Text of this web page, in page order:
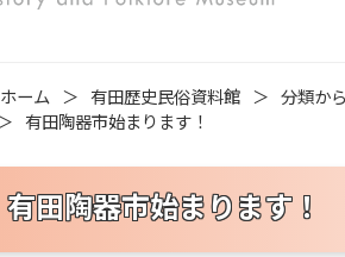
ホーム 有田歴史民俗資料館 分類か
有田陶器市始まります！
有田陶器市始まります！